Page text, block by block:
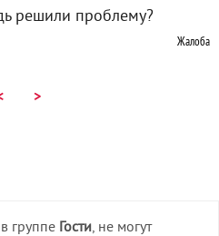
решили проблему?
Жалоба
>
группе Гости, не могут